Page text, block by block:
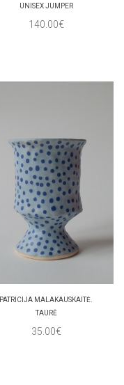
UNISEX JUMPER
140.00€
PATRICIJA MALAKAUSKAITĖ.
TAURĖ
35.00€